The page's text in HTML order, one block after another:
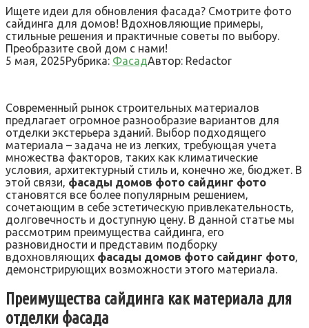
Ищете идеи для обновления фасада? Смотрите фото
сайдинга для домов! Вдохновляющие примеры,
стильные решения и практичные советы по выбору.
Преобразите свой дом с нами!
5 мая, 2025Рубрика: ФасадАвтор: Redactor
Современный рынок строительных материалов
предлагает огромное разнообразие вариантов для
отделки экстерьера зданий. Выбор подходящего
материала – задача не из легких‚ требующая учета
множества факторов‚ таких как климатические
условия‚ архитектурный стиль и‚ конечно же‚ бюджет. В
этой связи‚ фасады домов фото сайдинг фото
становятся все более популярным решением‚
сочетающим в себе эстетическую привлекательность‚
долговечность и доступную цену. В данной статье мы
рассмотрим преимущества сайдинга‚ его
разновидности и представим подборку
вдохновляющих фасады домов фото сайдинг фото‚
демонстрирующих возможности этого материала.
Преимущества сайдинга как материала для
отделки фасада